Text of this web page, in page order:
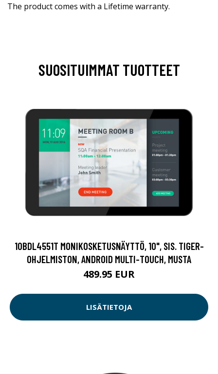
The product comes with a Lifetime warranty.
SUOSITUIMMAT TUOTTEET
10BDL4551T MONIKOSKETUSNÄYTTÖ, 10", SIS. TIGER-
OHJELMISTON, ANDROID MULTI-TOUCH, MUSTA
489.95 EUR
LISÄTIETOJA